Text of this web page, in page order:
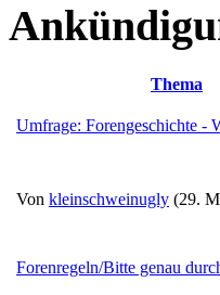
Thema
Umfrage: Forengeschichte -
Von kleinschweinugly (29.
Forenregeln/Bitte genau